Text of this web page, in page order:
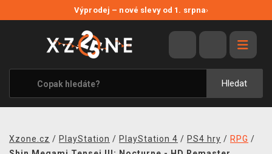
Výprodej – nové slevy od 1. srpna›
Hledat
VÝPRODEJ
VIDEOHRY
XZONE ORIGINALS
TÉMATIKY
MERCHANDISE
Xzone.cz / PlayStation / PlayStation 4 / PS4 hry / RPG /